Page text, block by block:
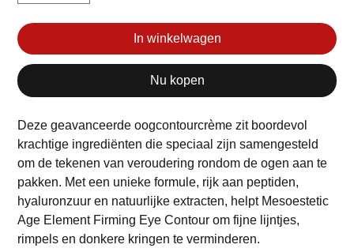
In winkelwagen
Nu kopen
Deze geavanceerde oogcontourcrème zit boordevol
krachtige ingrediënten die speciaal zijn samengesteld
om de tekenen van veroudering rondom de ogen aan te
pakken. Met een unieke formule, rijk aan peptiden,
hyaluronzuur en natuurlijke extracten, helpt Mesoestetic
Age Element Firming Eye Contour om fijne lijntjes,
rimpels en donkere kringen te verminderen.